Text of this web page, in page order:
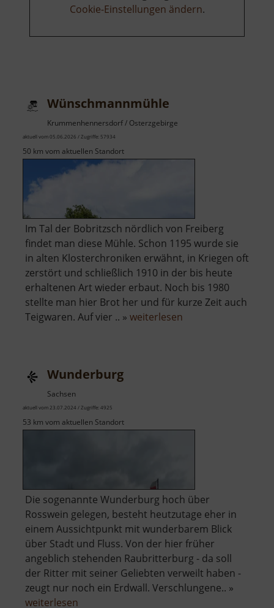
Cookie-Einstellungen ändern.
Wünschmannmühle
Krummenhennersdorf / Osterzgebirge
aktuell vom 05.06.2026 / Zugriffe: 57934
50 km vom aktuellen Standort
Im Tal der Bobritzsch nördlich von Freiberg
findet man diese Mühle. Schon 1195 wurde sie
in alten Klosterchroniken erwähnt, in Kriegen oft
zerstört und schließlich 1910 in der bis heute
erhaltenen Art wieder erbaut. Noch bis 1980
stellte man hier Brot her und für kurze Zeit auch
Teigwaren. Auf vier .. » weiterlesen
Wunderburg
Sachsen
aktuell vom 23.07.2024 / Zugriffe: 4925
53 km vom aktuellen Standort
Die sogenannte Wunderburg hoch über
Rosswein gelegen, besteht heutzutage eher in
einem Aussichtpunkt mit wunderbarem Blick
über Stadt und Fluss. Von der hier früher
angeblich stehenden Raubritterburg - da soll
der Ritter mit seiner Geliebten verweilt haben -
zeugt nur noch ein Erdwall. Verschlungene.. »
weiterlesen